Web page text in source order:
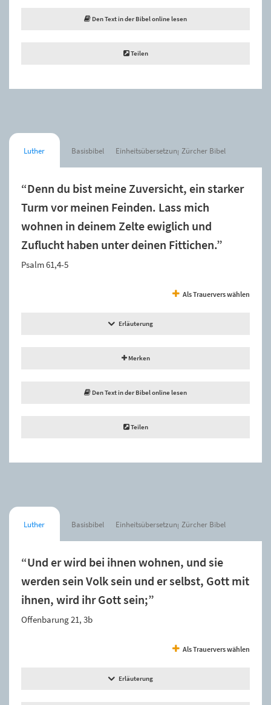
Den Text in der Bibel online lesen
Teilen
Luther Basisbibel Einheitsübersetzung Zürcher Bibel
“Denn du bist meine Zuversicht, ein starker
Turm vor meinen Feinden. Lass mich
wohnen in deinem Zelte ewiglich und
Zuflucht haben unter deinen Fittichen.”
Psalm 61,4-5
Als Trauervers wählen
Erläuterung
Merken
Den Text in der Bibel online lesen
Teilen
Luther Basisbibel Einheitsübersetzung Zürcher Bibel
“Und er wird bei ihnen wohnen, und sie
werden sein Volk sein und er selbst, Gott mit
ihnen, wird ihr Gott sein;”
Offenbarung 21, 3b
Als Trauervers wählen
Erläuterung